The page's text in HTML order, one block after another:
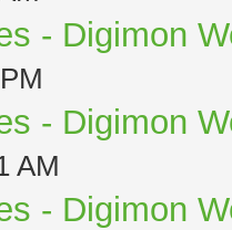
- Digimon
- Digimon
AM
- Digimon